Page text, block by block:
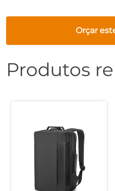
Orçar
Produtos